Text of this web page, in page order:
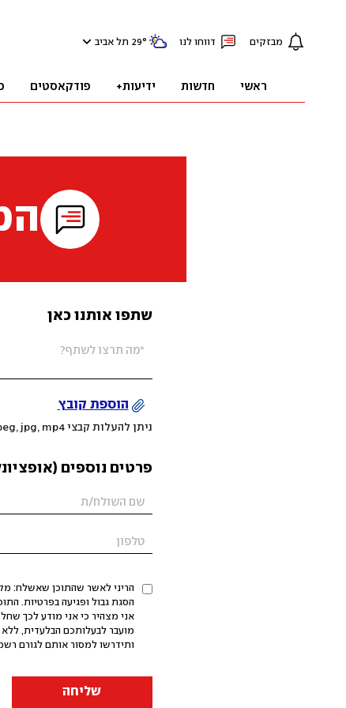
מבזקים דווחו לנו 29° תל אביב
ראשי חדשות ידיעות+ פודקאסטים
שתפו אותנו כאן
הוספת קובץ
ניתן להעלות קבצי mov, png, jpeg, jpg, mp4 עד 200MB
פרטים נוספים
הריני לאשר שהתוכן שאשלח:
אני מצהיר כי אני מודע לכך
מועבר לבעלותכם הבלעדית,
ותידרשו למסור אותם לגורם
שליחה